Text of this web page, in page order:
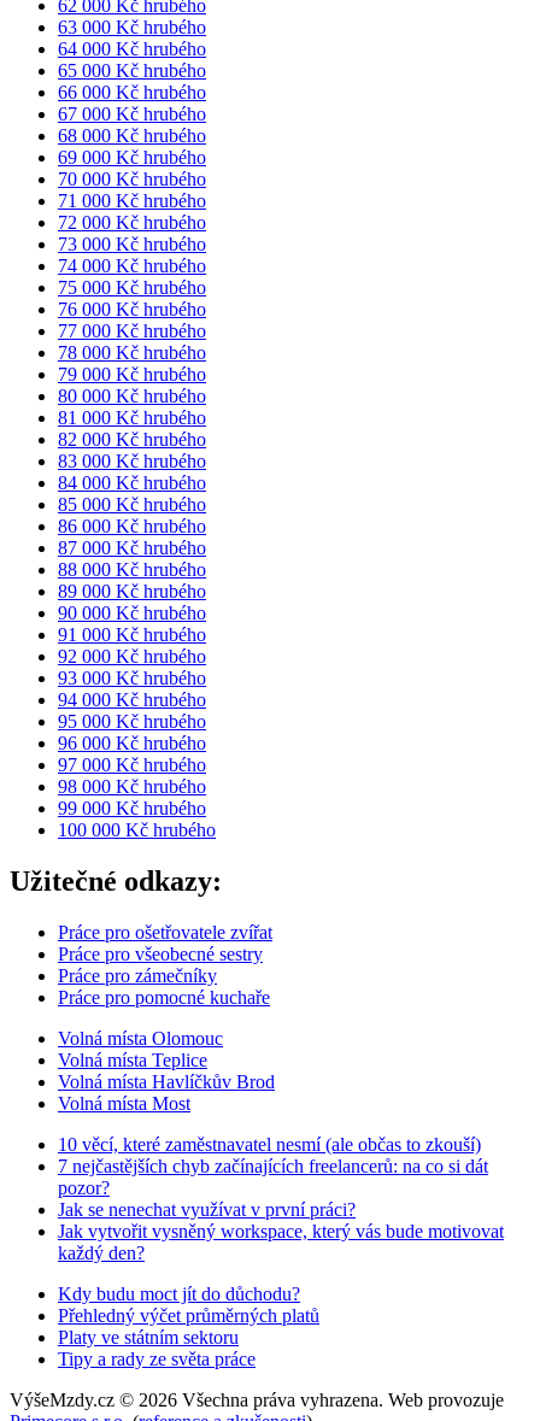
62 000 Kč hrubého
63 000 Kč hrubého
64 000 Kč hrubého
65 000 Kč hrubého
66 000 Kč hrubého
67 000 Kč hrubého
68 000 Kč hrubého
69 000 Kč hrubého
70 000 Kč hrubého
71 000 Kč hrubého
72 000 Kč hrubého
73 000 Kč hrubého
74 000 Kč hrubého
75 000 Kč hrubého
76 000 Kč hrubého
77 000 Kč hrubého
78 000 Kč hrubého
79 000 Kč hrubého
80 000 Kč hrubého
81 000 Kč hrubého
82 000 Kč hrubého
83 000 Kč hrubého
84 000 Kč hrubého
85 000 Kč hrubého
86 000 Kč hrubého
87 000 Kč hrubého
88 000 Kč hrubého
89 000 Kč hrubého
90 000 Kč hrubého
91 000 Kč hrubého
92 000 Kč hrubého
93 000 Kč hrubého
94 000 Kč hrubého
95 000 Kč hrubého
96 000 Kč hrubého
97 000 Kč hrubého
98 000 Kč hrubého
99 000 Kč hrubého
100 000 Kč hrubého
Užitečné odkazy:
Práce pro ošetřovatele zvířat
Práce pro všeobecné sestry
Práce pro zámečníky
Práce pro pomocné kuchaře
Volná místa Olomouc
Volná místa Teplice
Volná místa Havlíčkův Brod
Volná místa Most
10 věcí, které zaměstnavatel nesmí (ale občas to zkouší)
7 nejčastějších chyb začínajících freelancerů: na co si dát
pozor?
Jak se nenechat využívat v první práci?
Jak vytvořit vysněný workspace, který vás bude motivovat
každý den?
Kdy budu moct jít do důchodu?
Přehledný výčet průměrných platů
Platy ve státním sektoru
Tipy a rady ze světa práce
VýšeMzdy.cz © 2026 Všechna práva vyhrazena. Web provozuje